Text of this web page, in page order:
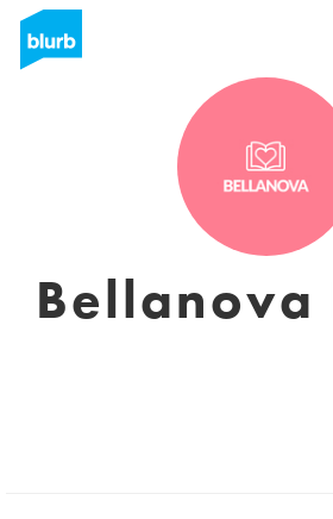
Bellanova